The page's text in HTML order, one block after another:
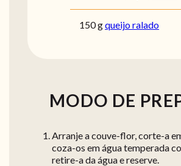
150 gqueijo ralado
MODO DE
Arranje a couve-flor, corte-a
coza-os em água temperada
retire-a da água e reserve.